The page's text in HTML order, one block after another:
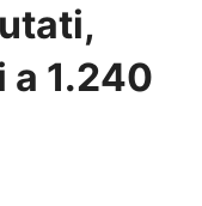
1.240